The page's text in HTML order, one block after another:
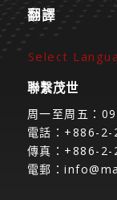
翻譯
Select
聯繫茂世
周一至周五：
電話：+886-
傳真：+886-
電郵：